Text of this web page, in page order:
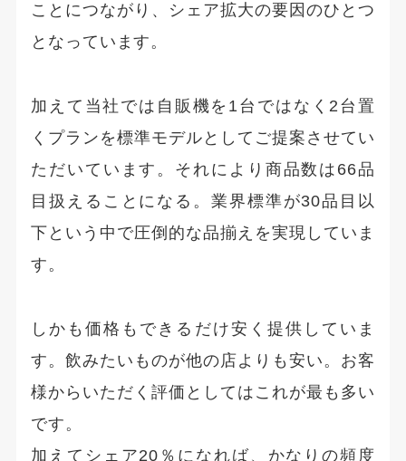
ことにつながり、シェア拡大の要因のひとつ
となっています。
加えて当社では自販機を1台ではなく2台置
くプランを標準モデルとしてご提案させてい
ただいています。それにより商品数は66品
目扱えることになる。業界標準が30品目以
下という中で圧倒的な品揃えを実現していま
す。
しかも価格もできるだけ安く提供していま
す。飲みたいものが他の店よりも安い。お客
様からいただく評価としてはこれが最も多い
です。
加えてシェア20％になれば、かなりの頻度